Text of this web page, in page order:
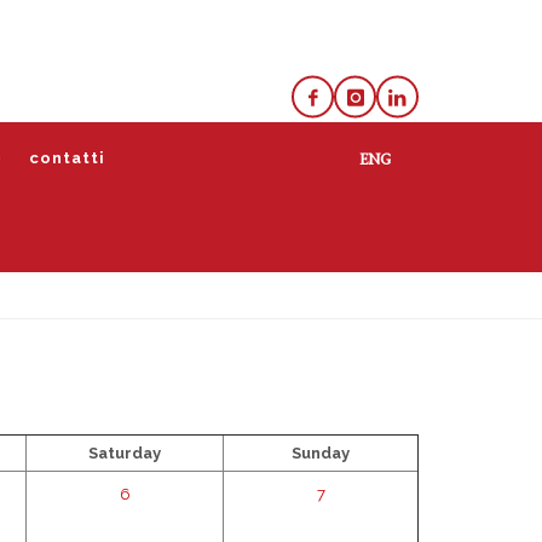
contatti
Saturday Sunday
6 7